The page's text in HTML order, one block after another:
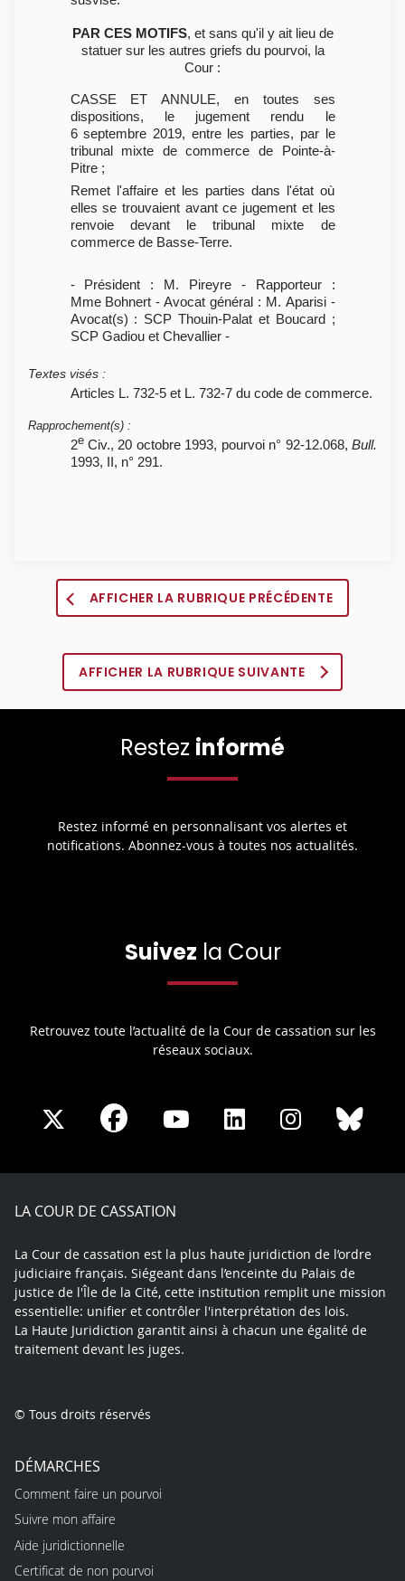
PAR CES MOTIFS, et sans qu'il y ait lieu de
statuer sur les autres griefs du pourvoi, la
Cour :
CASSE ET ANNULE, en toutes ses
dispositions, le jugement rendu le
6 septembre 2019, entre les parties, par le
tribunal mixte de commerce de Pointe-à-
Pitre ;
Remet l'affaire et les parties dans l'état où
elles se trouvaient avant ce jugement et les
renvoie devant le tribunal mixte de
commerce de Basse-Terre.
- Président : M. Pireyre - Rapporteur :
Mme Bohnert - Avocat général : M. Aparisi -
Avocat(s) : SCP Thouin-Palat et Boucard ;
SCP Gadiou et Chevallier -
Textes visés :
Articles L. 732-5 et L. 732-7 du code de commerce.
Rapprochement(s) :
2eCiv., 20 octobre 1993, pourvoi n° 92-12.068, Bull.
1993, II, n° 291.
AFFICHER LA RUBRIQUE PRÉCÉDENTE
AFFICHER LA RUBRIQUE SUIVANTE
Restez informé
Restez informé en personnalisant vos alertes et
notifications. Abonnez-vous à toutes nos actualités.
Suivez la Cour
Retrouvez toute l’actualité de la Cour de cassation sur les
réseaux sociaux.
Share
X
Share
Facebook
Share
Youtube
Share
LinkedIn
Share
Instagram
LA COUR DE CASSATION
La Cour de cassation est la plus haute juridiction de l’ordre
judiciaire français. Siégeant dans l’enceinte du Palais de
justice de l'Île de la Cité, cette institution remplit une mission
essentielle: unifier et contrôler l'interprétation des lois.
La Haute Juridiction garantit ainsi à chacun une égalité de
traitement devant les juges.
© Tous droits réservés
DÉMARCHES
Comment faire un pourvoi
Suivre mon affaire
Aide juridictionnelle
Certificat de non pourvoi